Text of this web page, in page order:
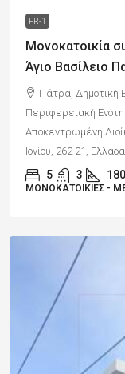
FR-1
Μονοκατοικία
Άγιο Βασίλειο
Πάτρα, Δημοτική
Περιφερειακή
Αποκεντρωμένη
Ιονίου, 262 21, Ελλάδα
5 3 180
ΜΟΝΟΚΑΤΟΙΚΊΕΣ -